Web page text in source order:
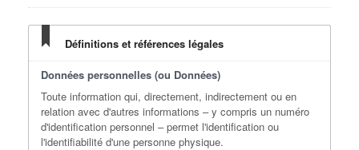
Définitions et références légales
Données personnelles (ou Données)
Toute information qui, directement, indirectement ou en
relation avec d'autres informations – y compris un numéro
d'identification personnel – permet l'identification ou
l'identifiabilité d'une personne physique.